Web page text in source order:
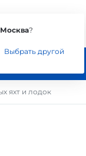
Москва?
Выбрать другой
яхт и лодок